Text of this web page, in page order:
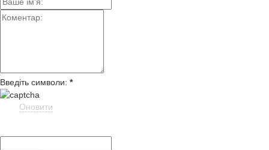
Введіть символи: *
Оновити